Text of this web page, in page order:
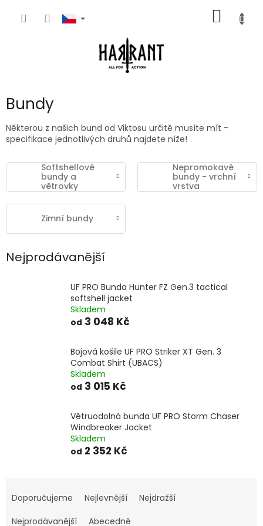
KOŠÍK
Bundy
Některou z našich bund od Viktosu určitě musíte mít -
specifikace jednotlivých druhů najdete níže!
Softshellové
bundy a
větrovky
Nepromokavé
bundy - vrchní
vrstva
Zimní bundy
Nejprodávanější
UF PRO Bunda Hunter FZ Gen.3 tactical
softshell jacket
Skladem
od 3 048 Kč
Bojová košile UF PRO Striker XT Gen. 3
Combat Shirt (UBACS)
Skladem
od 3 015 Kč
Větruodolná bunda UF PRO Storm Chaser
Windbreaker Jacket
Skladem
od 2 352 Kč
a
e
Doporučujeme Nejlevnější
Nejdražší
Nejprodávanější
Abecedně